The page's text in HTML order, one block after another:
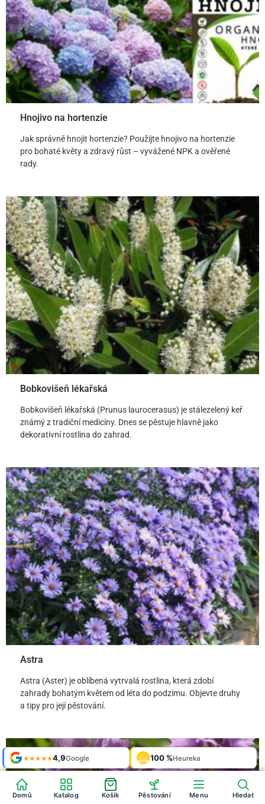
Hnojivo na hortenzie
Jak správně hnojit hortenzie? Použijte hnojivo na hortenzie
pro bohaté květy a zdravý růst – vyvážené NPK a ověřené
rady.
Bobkovišeň lékařská
Bobkovišeň lékařská (Prunus laurocerasus) je stálezelený keř
známý z tradiční medicíny. Dnes se pěstuje hlavně jako
dekorativní rostlina do zahrad.
Astra
Astra (Aster) je oblíbená vytrvalá rostlina, která zdobí
zahrady bohatým květem od léta do podzimu. Objevte druhy
a tipy pro její pěstování.
★★★★★4,9Google OVĚŘENO
ZÁKAZNÍKY
Heureka 100 %Heureka
Shop roku'24 + '25 Galerie925 fotek
Domů Katalog Košík Pěstování Menu Hledat